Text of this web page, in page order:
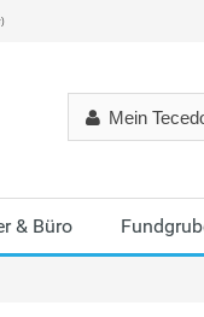
Mein
& Büro